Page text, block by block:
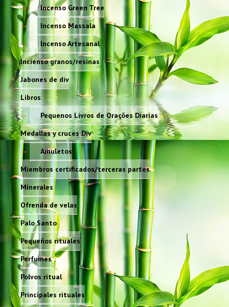
Incenso Green Tree
Incenso Massala
Incenso Artesanal
Incienso granos/resinas
Jabones de div
Libros
Pequenos Livros de Orações Diarias
Medallas y cruces Div
Amuletos
Miembros certificados/terceras partes
Minerales
Ofrenda de velas
Palo Santo
Pequeños rituales
Perfumes
Polvos ritual
Principales rituales